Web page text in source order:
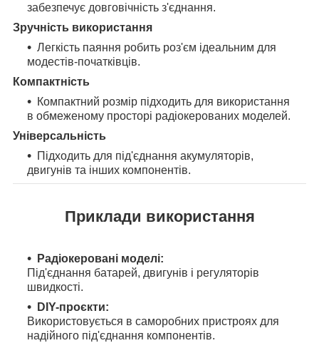
забезпечує довговічність з'єднання.
Зручність використання
Легкість паяння робить роз'єм ідеальним для
модестів-початківців.
Компактність
Компактний розмір підходить для використання
в обмеженому просторі радіокерованих моделей.
Універсальність
Підходить для під'єднання акумуляторів,
двигунів та інших компонентів.
Приклади використання
Радіокеровані моделі:
Під'єднання батарей, двигунів і регуляторів
швидкості.
DIY-проєкти:
Використовується в саморобних пристроях для
надійного під'єднання компонентів.